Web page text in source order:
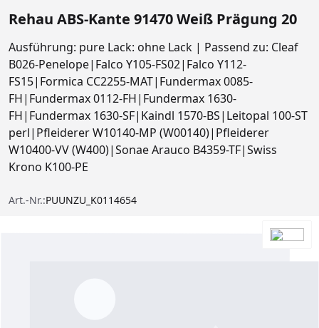
Rehau ABS-Kante 91470 Weiß Prägung 20
Ausführung: pure Lack: ohne Lack | Passend zu: Cleaf
B026-Penelope|Falco Y105-FS02|Falco Y112-
FS15|Formica CC2255-MAT|Fundermax 0085-
FH|Fundermax 0112-FH|Fundermax 1630-
FH|Fundermax 1630-SF|Kaindl 1570-BS|Leitopal 100-ST
perl|Pfleiderer W10140-MP (W00140)|Pfleiderer
W10400-VV (W400)|Sonae Arauco B4359-TF|Swiss
Krono K100-PE
Art.-Nr.:PUUNZU_K0114654